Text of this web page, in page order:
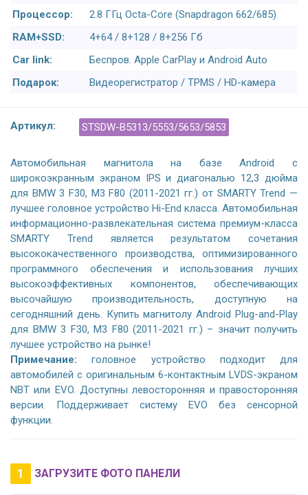
Процессор:
2.8 ГГц Octa-Core (Snapdragon 662/685)
RAM+SSD:
4+64 / 8+128 / 8+256 Гб
Car link:
Беспров. Apple CarPlay и Android Auto
Подарок:
Видеорегистратор / TPMS / HD-камера
Артикул: STSDW-B5313/5553/5653/5853
Автомобильная магнитола на базе Android с
широкоэкранным экраном IPS и диагональю 12,3 дюйма
для BMW 3 F30, M3 F80 (2011-2021 гг.) от SMARTY Trend —
лучшее головное устройство Hi-End класса. Автомобильная
информационно-развлекательная система премиум-класса
SMARTY Trend является результатом сочетания
высококачественного производства, оптимизированного
программного обеспечения и использования лучших
высокоэффективных компонентов, обеспечивающих
высочайшую производительность, доступную на
сегодняшний день. Купить магнитолу Android Plug-and-Play
для BMW 3 F30, M3 F80 (2011-2021 гг.) – значит получить
лучшее устройство на рынке!
Примечание: головное устройство подходит для
автомобилей с оригинальным 6-контактным LVDS-экраном
NBT или EVO. Доступны левосторонняя и правосторонняя
версии. Поддерживает систему EVO без сенсорной
функции.
1 ЗАГРУЗИТЕ ФОТО ПАНЕЛИ